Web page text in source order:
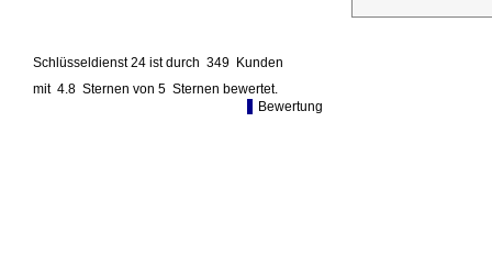
Schlüsseldienst 24 ist durch 349 Kunden
mit 4.8 Sternen von 5 Sternen bewertet.
Bewertung